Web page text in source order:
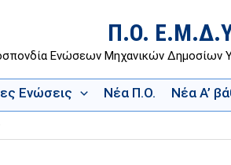
Π.Ο.
Ενώσεων Μηχανικών
Ενώσεις Νέα Π.Ο. Νέα Α’